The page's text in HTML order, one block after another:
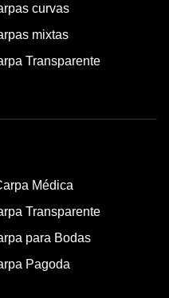
curvas
mixtas
Transparente
Médica
Transparente
para Bodas
Pagoda